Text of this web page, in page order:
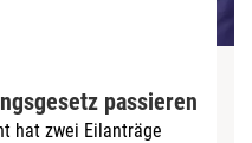
passieren
hat zwei Eilanträge